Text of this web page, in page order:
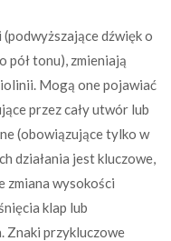
dźwięk o
pół tonu), zmieniają
Mogą one pojawiać
przez cały utwór lub
(obowiązujące tylko w
działania jest kluczowe,
zmiana wysokości
klap lub
Znaki przykluczowe